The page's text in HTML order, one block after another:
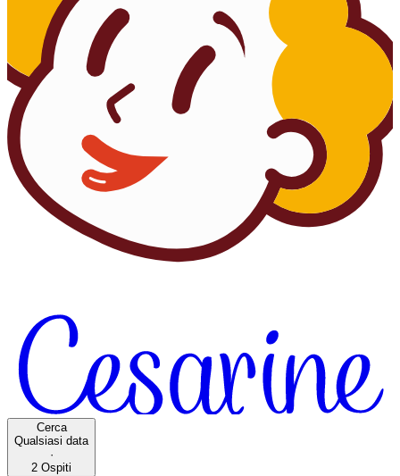
Cerca
Qualsiasi data
·
2 Ospiti